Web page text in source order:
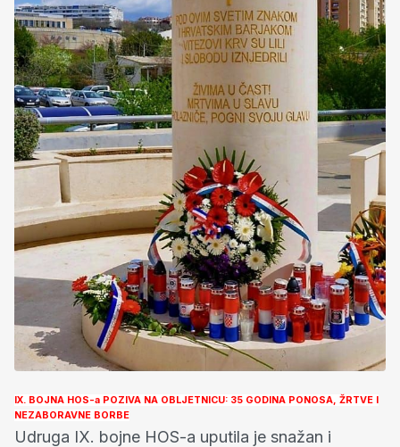
IX. BOJNA HOS-a POZIVA NA OBLJETNICU: 35 GODINA PONOSA, ŽRTVE I
NEZABORAVNE BORBE
Udruga IX. bojne HOS-a uputila je snažan i